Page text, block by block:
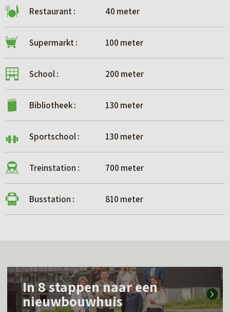
Restaurant : 40 meter
Supermarkt : 100 meter
School : 200 meter
Bibliotheek : 130 meter
Sportschool : 130 meter
Treinstation : 700 meter
Busstation : 810 meter
L
In 8 stappen naar een
nieuwbouwhuis